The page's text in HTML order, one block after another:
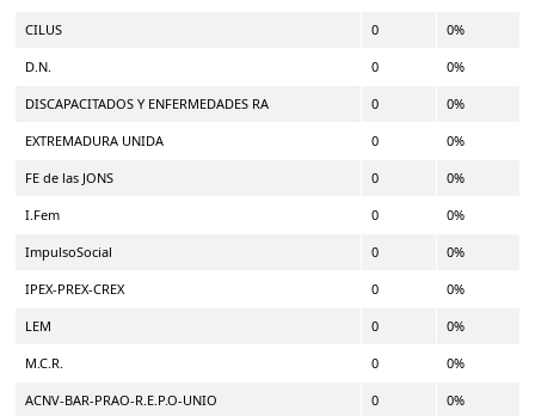
CILUS 0 0%
D.N. 0 0%
DISCAPACITADOS Y ENFERMEDADES RA 0 0%
EXTREMADURA UNIDA 0 0%
FE de las JONS 0 0%
I.Fem 0 0%
ImpulsoSocial 0 0%
IPEX-PREX-CREX 0 0%
LEM 0 0%
M.C.R. 0 0%
ACNV-BAR-PRAO-R.E.P.O-UNIO 0 0%